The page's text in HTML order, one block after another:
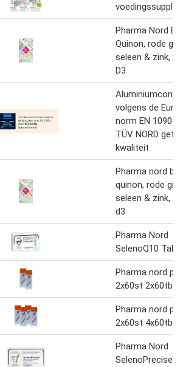
Pharma Nord
Quinon, rode
seleen & zink,
D3
volgens de
norm EN 1090-
TÜV NORD
kwaliteit
Pharma nord
quinon, rode
seleen & zink,
d3
Pharma Nord
SelenoQ10
Pharma nord
2x60st 2x60tb
Pharma nord
2x60st 4x60tb
Pharma Nord
SelenoPrecise